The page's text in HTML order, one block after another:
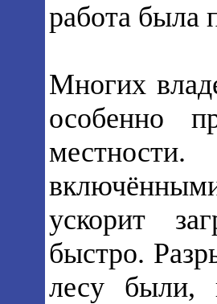
работа была
Многих
особенно
местности.
ускорит
быстро.
лесу были,